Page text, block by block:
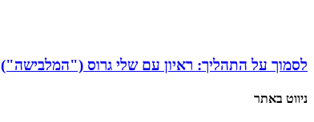
לסמוך על התהליך: ראיון עם שלי גרוס ("המלבישה")
ניווט באתר